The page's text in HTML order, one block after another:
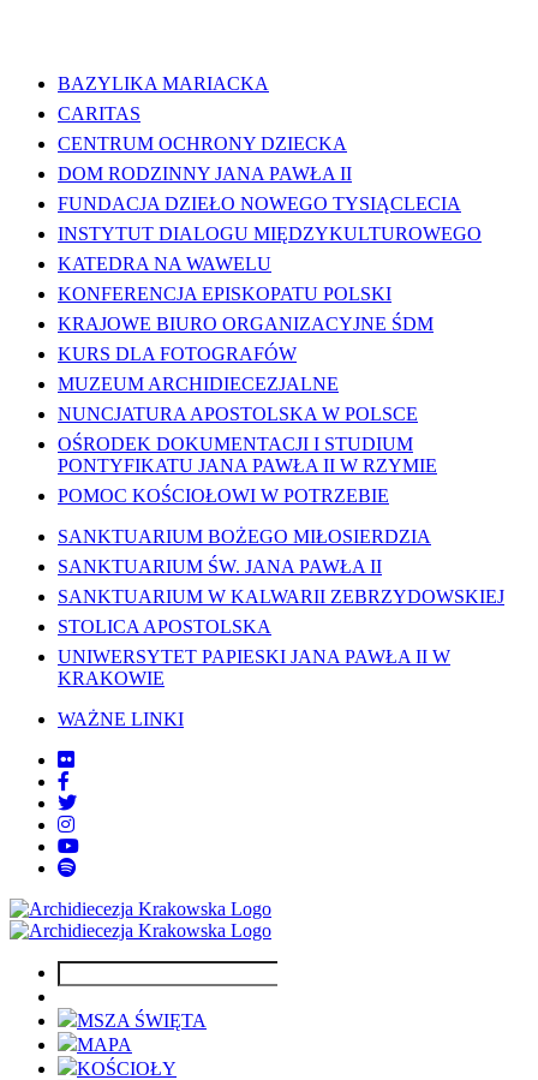
BAZYLIKA MARIACKA
CARITAS
CENTRUM OCHRONY DZIECKA
DOM RODZINNY JANA PAWŁA II
FUNDACJA DZIEŁO NOWEGO TYSIĄCLECIA
INSTYTUT DIALOGU MIĘDZYKULTUROWEGO
KATEDRA NA WAWELU
KONFERENCJA EPISKOPATU POLSKI
KRAJOWE BIURO ORGANIZACYJNE ŚDM
KURS DLA FOTOGRAFÓW
MUZEUM ARCHIDIECEZJALNE
NUNCJATURA APOSTOLSKA W POLSCE
OŚRODEK DOKUMENTACJI I STUDIUM
PONTYFIKATU JANA PAWŁA II W RZYMIE
POMOC KOŚCIOŁOWI W POTRZEBIE
SANKTUARIUM BOŻEGO MIŁOSIERDZIA
SANKTUARIUM ŚW. JANA PAWŁA II
SANKTUARIUM W KALWARII ZEBRZYDOWSKIEJ
STOLICA APOSTOLSKA
UNIWERSYTET PAPIESKI JANA PAWŁA II W
KRAKOWIE
WAŻNE LINKI
MSZA ŚWIĘTA
MAPA
KOŚCIOŁY